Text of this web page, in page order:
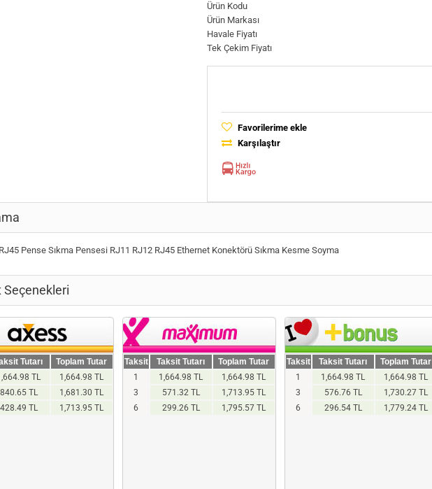
Ürün Kodu
Ürün Markası
Havale Fiyatı
Tek Çekim Fiyatı
Favorilerime ekle
Karşılaştır
Pense Sıkma Pensesi RJ11 RJ12 RJ45 Ethernet Konektörü Sıkma Kesme Soyma
Seçenekleri
Tutarı
Toplam Tutar
TL
1,664.98 TL
840.65 TL
1,681.30 TL
428.49 TL 1,713.95 TL
Taksit Taksit Tutarı
Toplam Tutar
1
1,664.98 TL
1,664.98 TL
3
571.32 TL
1,713.95 TL
6
299.26 TL 1,795.57 TL
Taksit Taksit Tutarı
Toplam Tutar
1
1,664.98 TL
1,664.98 TL
3
576.76 TL
1,730.27 TL
6
296.54 TL 1,779.24 TL